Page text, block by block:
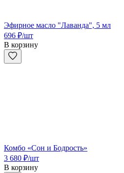
Эфирное масло "Лаванда", 5 мл
696 ₽/шт
В корзину
Комбо «Сон и Бодрость»
3 680 ₽/шт
В корзину